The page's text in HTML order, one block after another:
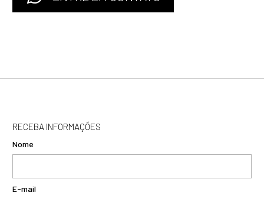
RECEBA INFORMAÇÕES
Nome
E-mail